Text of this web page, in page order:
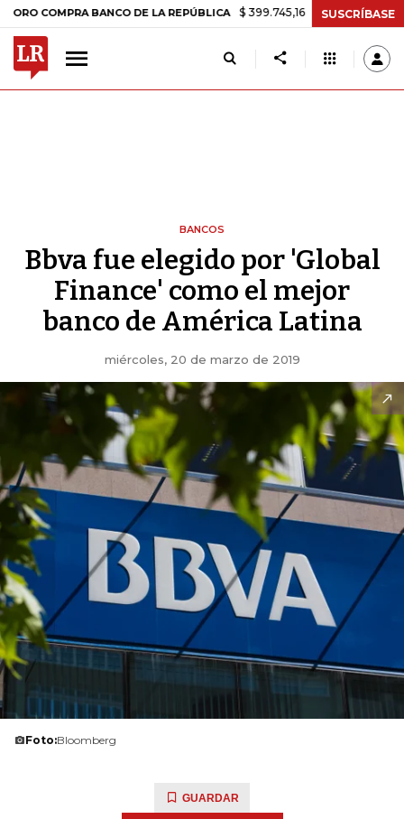
BANCO DE LA REPÚBLICA $ 399.745,16 +$ 2.295,71 +0,58%
SUSCRÍBASE
BANCOS
Bbva fue elegido por 'Global
Finance' como el mejor
banco de América Latina
miércoles, 20 de marzo de 2019
Foto:Bloomberg
GUARDAR